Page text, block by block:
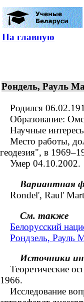
На главную
Рондель, Рауль
Родился
Образование:
Научные
Место работы,
геодезия", в
Умер 04.10.2002.
Вариантная
Rondel', Raul'
См. также
Белорусский
Рондзель, Рауль
Источники
Теоретические
1966.
Исследование